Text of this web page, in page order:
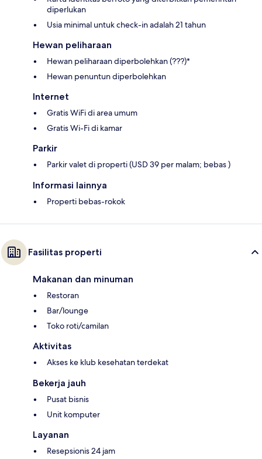
diperlukan
Usia minimal untuk check-in adalah 21 tahun
Hewan peliharaan
Hewan peliharaan diperbolehkan (???)*
Hewan penuntun diperbolehkan
Internet
Gratis WiFi di area umum
Gratis Wi-Fi di kamar
Parkir
Parkir valet di properti (USD 39 per malam; bebas )
Informasi lainnya
Properti bebas-rokok
Fasilitas properti
Makanan dan minuman
Restoran
Bar/lounge
Toko roti/camilan
Aktivitas
Akses ke klub kesehatan terdekat
Bekerja jauh
Pusat bisnis
Unit komputer
Layanan
Resepsionis 24 jam